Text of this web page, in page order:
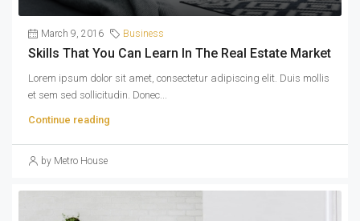
March 9, 2016 Business
Skills That You Can Learn In The Real Estate Market
Lorem ipsum dolor sit amet, consectetur adipiscing elit. Duis mollis
et sem sed sollicitudin. Donec...
Continue reading
by Metro House